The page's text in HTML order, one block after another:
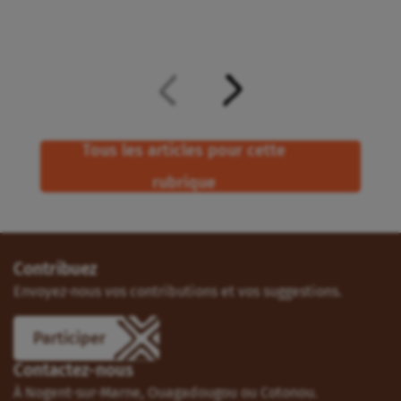
Tous les articles pour cette
rubrique
Contribuez
Envoyez-nous vos contributions et vos suggestions.
Participer
Contactez-nous
À Nogent-sur-Marne, Ouagadougou ou Cotonou.